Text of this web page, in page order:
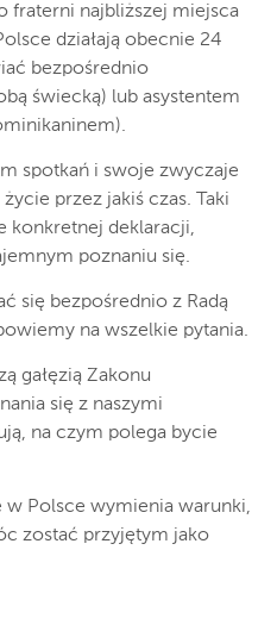
fraterni najbliższej miejsca
działają obecnie 24
bezpośrednio
świecką) lub asystentem
spotkań i swoje zwyczaje
przez jakiś czas. Taki
konkretnej deklaracji,
poznaniu się.
się bezpośrednio z Radą
na wszelkie pytania.
gałęzią Zakonu
się z naszymi
na czym polega bycie
Polsce wymienia warunki,
zostać przyjętym jako